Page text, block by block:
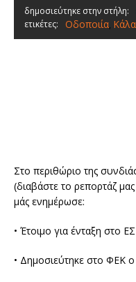
δημοσιεύτηκε στην στήλη:
ετικέτες: Οδοποιία,
Στο περιθώριο της
(διαβάστε το ρεπορτάζ μας
μάς ενημέρωσε:
• Έτοιμο για ένταξη στο
• Δημοσιεύτηκε στο ΦΕΚ